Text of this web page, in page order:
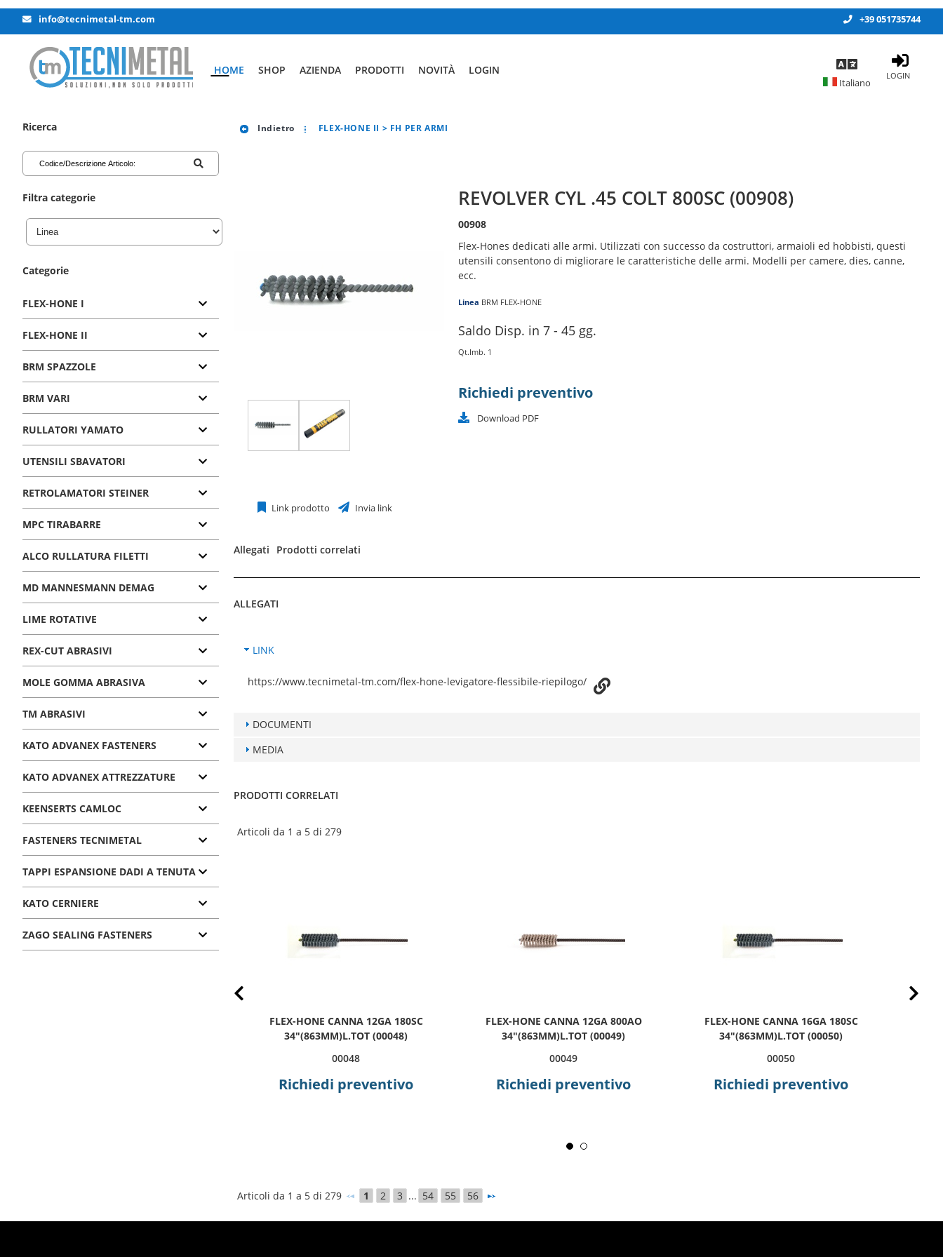
info@tecnimetal-tm.com +39 051735744
LOGIN
HOME SHOP AZIENDA PRODOTTI NOVITÀ LOGIN
Ricerca
Filtra categorie
Categorie
FLEX-HONE I
FLEX-HONE II
BRM SPAZZOLE
BRM VARI
RULLATORI YAMATO
UTENSILI SBAVATORI
RETROLAMATORI STEINER
MPC TIRABARRE
ALCO RULLATURA FILETTI
MD MANNESMANN DEMAG
LIME ROTATIVE
REX-CUT ABRASIVI
MOLE GOMMA ABRASIVA
TM ABRASIVI
KATO ADVANEX FASTENERS
KATO ADVANEX ATTREZZATURE
KEENSERTS CAMLOC
FASTENERS TECNIMETAL
TAPPI ESPANSIONE DADI A TENUTA
KATO CERNIERE
ZAGO SEALING FASTENERS
Indietro FLEX-HONE II > FH PER ARMI
REVOLVER CYL .45 COLT 800SC (00908)
00908
Flex-Hones dedicati alle armi. Utilizzati con successo da costruttori, armaioli ed hobbisti, questi
utensili consentono di migliorare le caratteristiche delle armi. Modelli per camere, dies, canne,
ecc.
Linea BRM FLEX-HONE
Saldo Disp. in 7 - 45 gg.
Qt.Imb. 1
Download PDF
Richiedi preventivo
Link prodotto Invia link
Allegati Prodotti correlati
ALLEGATI
LINK
https://www.tecnimetal-tm.com/flex-hone-levigatore-flessibile-riepilogo/
DOCUMENTI
MEDIA
PRODOTTI CORRELATI
Articoli da 1 a 5 di 279
FLEX-HONE CANNA 12GA 180SC
34"(863MM)L.TOT (00048)
00048
Richiedi preventivo
FLEX-HONE CANNA 12GA 800AO
34"(863MM)L.TOT (00049)
00049
Richiedi preventivo
FLEX-HONE CANNA 16GA 180SC
34"(863MM)L.TOT (00050)
00050
Richiedi preventivo
Articoli da 1 a 5 di 279 1 2 3 ... 54 55 56